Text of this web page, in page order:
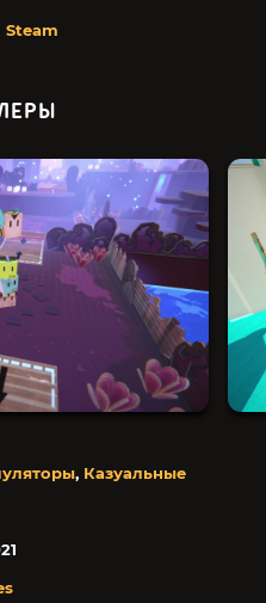
Steam
, Казуальные